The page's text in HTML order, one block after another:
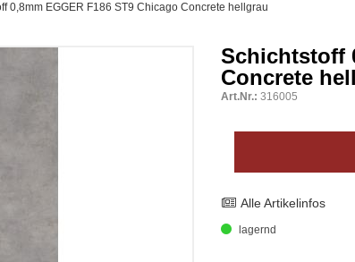
0,8mm EGGER F186 ST9 Chicago Concrete hellgrau
Schichtstoff
Concrete
Art.Nr.: 316005
Alle Artikelinfos
lagernd